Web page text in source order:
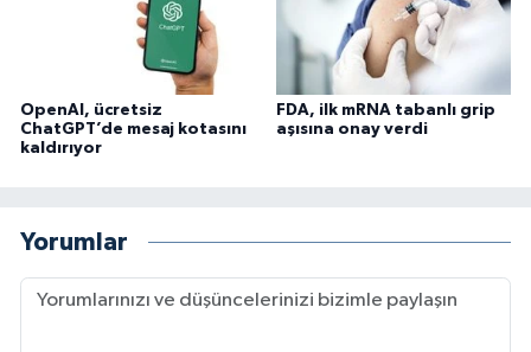
OpenAI, ücretsiz
ChatGPT’de mesaj kotasını
kaldırıyor
FDA, ilk mRNA tabanlı grip
aşısına onay verdi
Yorumlar